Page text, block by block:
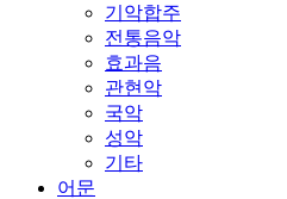
기악합주
전통음악
효과음
관현악
국악
성악
기타
어문